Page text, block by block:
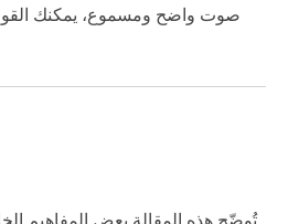
صوت واضح ومسموع، يمكنك